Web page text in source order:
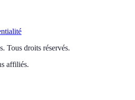
. Tous droits réservés.
affiliés.